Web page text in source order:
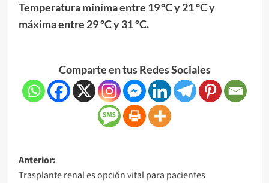
Temperatura mínima entre 19 °C y 21 °C y
máxima entre 29 °C y 31 °C.
Comparte en tus Redes Sociales
Anterior:
Trasplante renal es opción vital para pacientes